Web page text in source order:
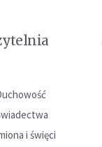
i święci